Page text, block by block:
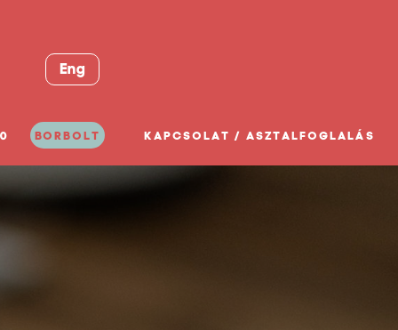
Eng
BORBOLT KAPCSOLAT / ASZTALFOGLALÁS